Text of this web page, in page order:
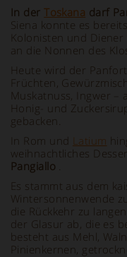
In derToskana darf
Siena konnte es
Kolonisten und
an die Nonnen des
Heute wird der
Früchten,
Muskatnuss, Ingwer –
Honig- und
gebacken.
In Rom und Latium
weihnachtliches
Pangiallo .
Es stammt aus dem
Wintersonnenwende
die Rückkehr zu
der Glasur ab, die es
besteht aus Mehl,
Pinienkernen,